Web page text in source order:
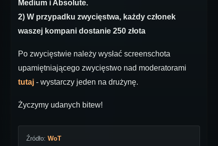
Medium i Absolute.
2) W przypadku zwycięstwa, każdy członek
waszej kompani dostanie 250 złota
Po zwycięstwie należy wysłać screenschota
upamiętniającego zwycięstwo nad moderatorami
tutaj - wystarczy jeden na drużynę.
Życzymy udanych bitew!
Źródło: WoT